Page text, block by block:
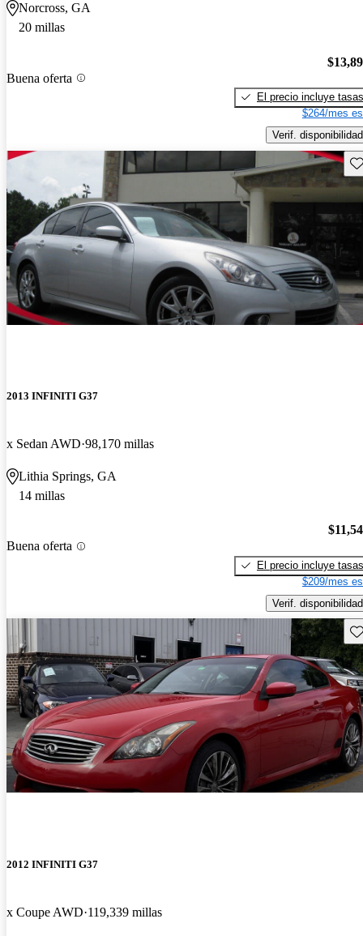
Norcross, GA
20 millas
Buena oferta
El precio incluye tasas
$264/mes
Verif. disponibilidad
2013 INFINITI G37
x Sedan AWD 98,170 millas
Lithia Springs, GA
14 millas
Buena oferta
El precio incluye tasas
$209/mes
Verif. disponibilidad
2012 INFINITI G37
x Coupe AWD 119,339 millas